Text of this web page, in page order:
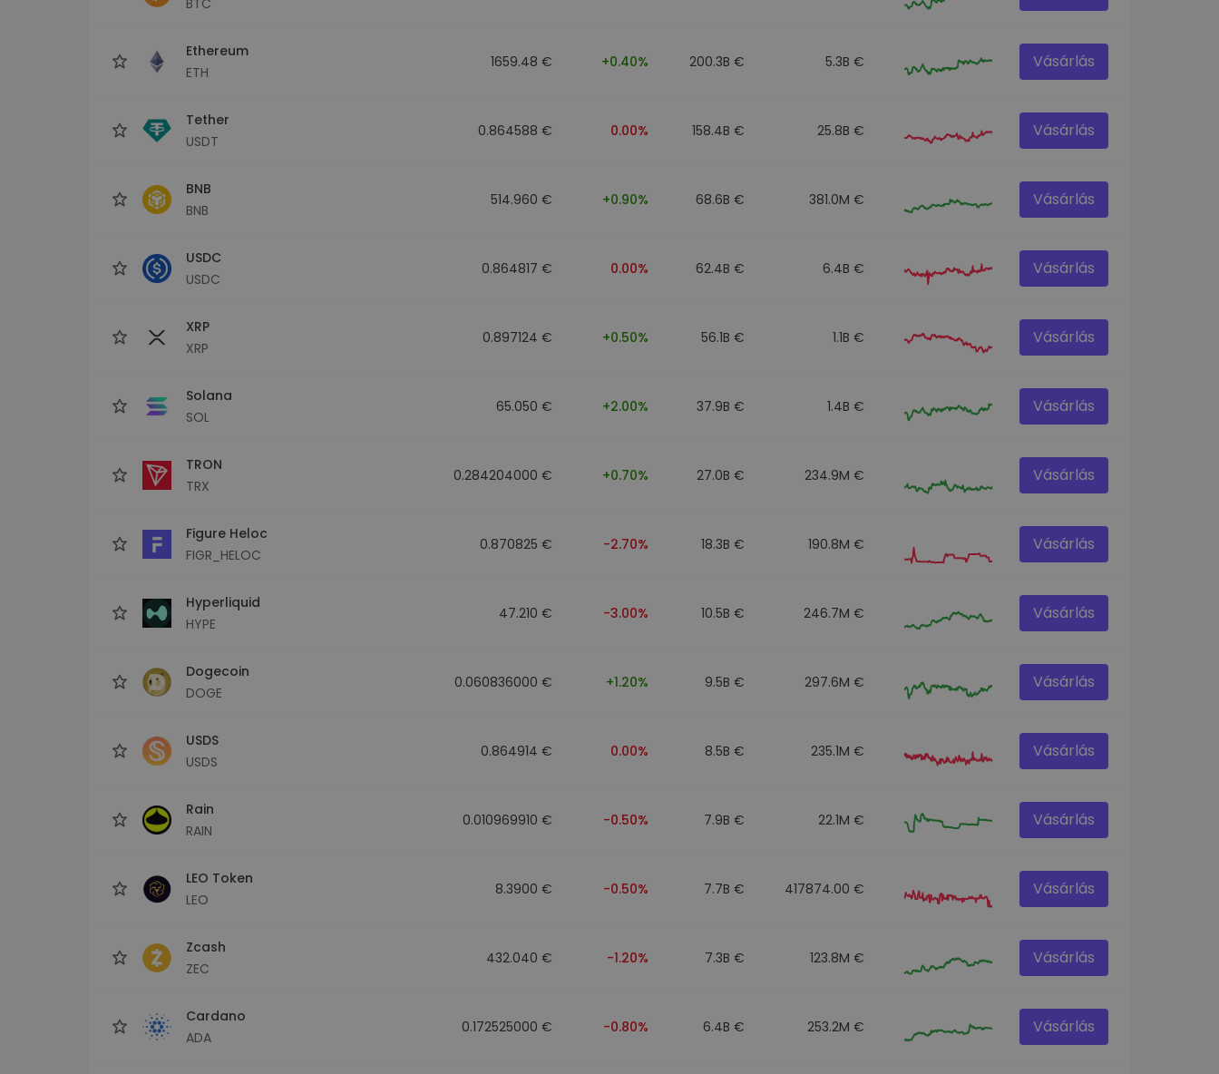
Ethereum
ETH
1659.48 € +0.40% 200.3B € 5.3B € Vásárlás
Tether
USDT
0.864588 € 0.00% 158.4B € 25.8B € Vásárlás
BNB
BNB
514.960 € +0.90% 68.6B € 381.0M € Vásárlás
USDC
USDC
0.864817 € 0.00% 62.4B € 6.4B € Vásárlás
XRP
XRP
0.897124 € +0.50% 56.1B € 1.1B € Vásárlás
Solana
SOL
65.050 € +2.00% 37.9B € 1.4B € Vásárlás
TRON
TRX
0.284204000 € +0.70% 27.0B € 234.9M € Vásárlás
Figure Heloc
FIGR_HELOC
0.870825 € -2.70% 18.3B € 190.8M € Vásárlás
Hyperliquid
HYPE
47.210 € -3.00% 10.5B € 246.7M € Vásárlás
Dogecoin
DOGE
0.060836000 € +1.20% 9.5B € 297.6M € Vásárlás
USDS
USDS
0.864914 € 0.00% 8.5B € 235.1M € Vásárlás
Rain
RAIN
0.010969910 € -0.50% 7.9B € 22.1M € Vásárlás
LEO Token
LEO
8.3900 € -0.50% 7.7B € 417874.00 € Vásárlás
Zcash
ZEC
432.040 € -1.20% 7.3B € 123.8M € Vásárlás
Cardano
ADA
0.172525000 € -0.80% 6.4B € 253.2M € Vásárlás